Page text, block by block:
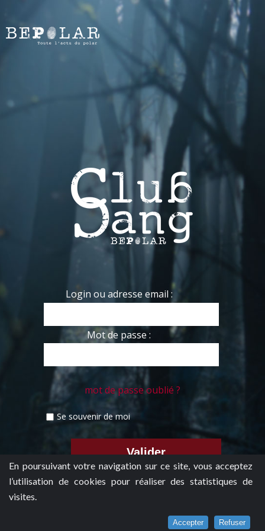
En poursuivant votre navigation sur ce site, vous acceptez
l’utilisation de cookies pour réaliser des statistiques de
visites.
Accepter Refuser
Login ou adresse email :
Mot de passe :
mot de passe oublié ?
Se souvenir de moi